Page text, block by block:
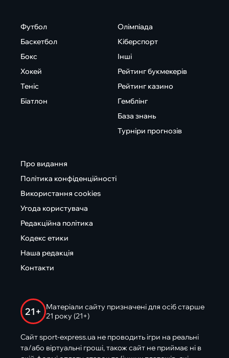
Футбол
Баскетбол
Бокс
Хокей
Теніс
Біатлон
Олімпіада
Кіберспорт
Інші
Рейтинг букмекерів
Рейтинг казино
Гемблінг
База знань
Турніри прогнозів
Про видання
Політика конфіденційності
Використання cookies
Угода користувача
Редакційна політика
Кодекс етики
Наша редакція
Контакти
21+
Матеріали сайту призначені для осіб старше
21 року (21+)
Сайт sport-express.ua не проводить ігри на реальні
та/або віртуальні гроші, також сайт не приймає ні в